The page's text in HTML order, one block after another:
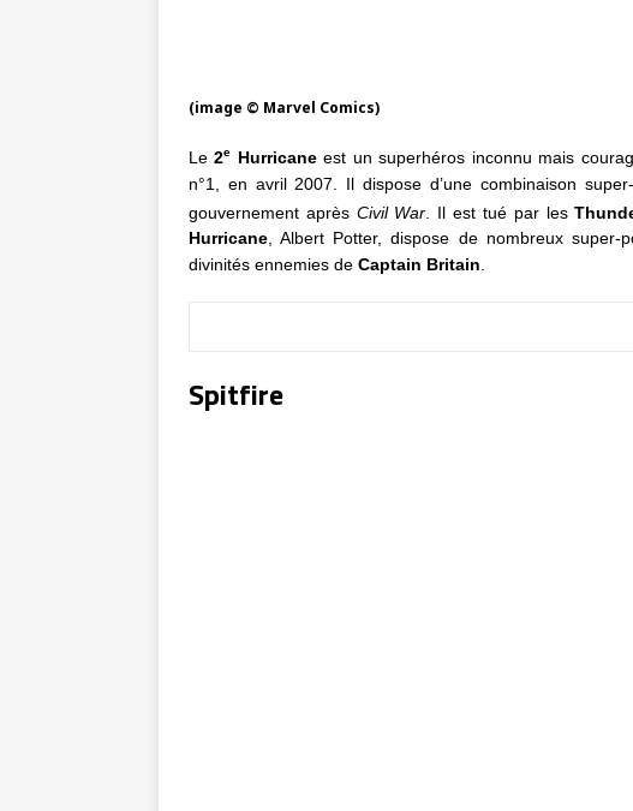
(image © Marvel Comics)
Le2e Hurricaneest un superhéros inconnu mais
n°1, en avril 2007. Il dispose d’une combinaison
gouvernement après Civil War . Il est tué par les
Hurricane, Albert Potter, dispose de nombreux
divinités ennemies de Captain Britain.
Spitfire